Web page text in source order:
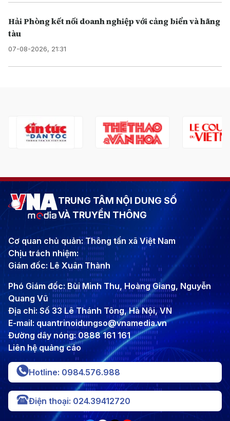
Hải Phòng kết nối doanh nghiệp với cảng biển và hãng
tàu
07-08-2026, 21:31
TRUNG TÂM NỘI DUNG SỐ
VÀ TRUYỀN THÔNG
Cơ quan chủ quản: Thông tấn xã Việt Nam
Chịu trách nhiệm:
Giám đốc: Lê Xuân Thành
Phó Giám đốc: Bùi Minh Thu, Hoàng Giang, Nguyễn
Quang Vũ
Địa chỉ: Số 33 Lê Thánh Tông, Hà Nội, VN
E-mail: quantrinoidungso@vnamedia.vn
Đường dây nóng: 0888 161 161
Liên hệ quảng cáo
Hotline: 0984.576.988
Điện thoại: 024.39412720